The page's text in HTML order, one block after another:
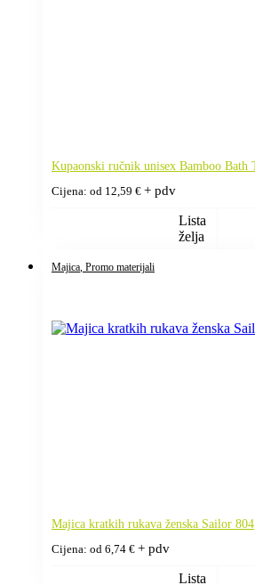
Kupaonski ručnik unisex Bamboo Bath
Cijena: od 12,59 € + pdv
Lista
želja
Majica, Promo materijali
Majica kratkih rukava ženska Sailor 804
Cijena: od 6,74 € + pdv
Lista